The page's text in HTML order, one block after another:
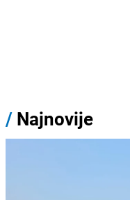
/ Najnovije